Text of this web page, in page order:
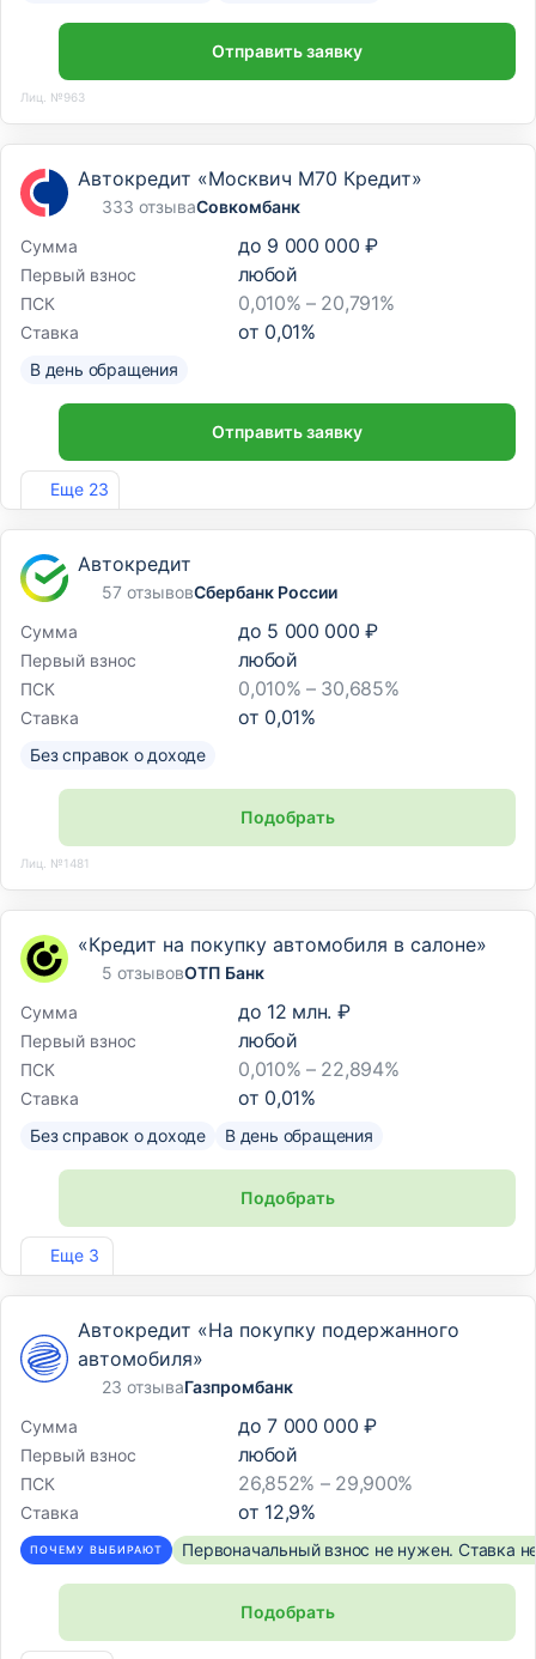
Отправить заявку
Лиц. №963
Еще 23
Автокредит «Москвич М70 Кредит»
333 отзываСовкомбанк
Сумма
до 9 000 000 ₽
Первый взнос любой
ПСК 0,010% – 20,791%
Ставка от 0,01%
В день обращения
Отправить заявку
Лиц. №963
Автокредит
57 отзывовСбербанк России
Сумма
до 5 000 000 ₽
Первый взнос любой
ПСК 0,010% – 30,685%
Ставка от 0,01%
Без справок о доходе
Подобрать
Лиц. №1481
Еще 3
«Кредит на покупку автомобиля в салоне»
5 отзывовОТП Банк
Сумма
до 12 млн. ₽
Первый взнос любой
ПСК 0,010% – 22,894%
Ставка от 0,01%
Без справок о доходе В день обращения
Подобрать
Лиц. №2766
Автокредит «На покупку подержанного
автомобиля»
23 отзываГазпромбанк
Сумма
до 7 000 000 ₽
Первый взнос любой
ПСК 26,852% – 29,900%
Ставка от 12,9%
ПОЧЕМУ ВЫБИРАЮТ Первоначальный взнос не нужен. Ставка
Подобрать